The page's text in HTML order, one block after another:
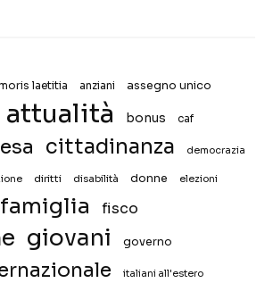
laetitia anziani assegno unico
attualità bonus caf
cittadinanza democrazia
diritti disabilità donne elezioni
famiglia fisco
giovani governo
italiani all'estero